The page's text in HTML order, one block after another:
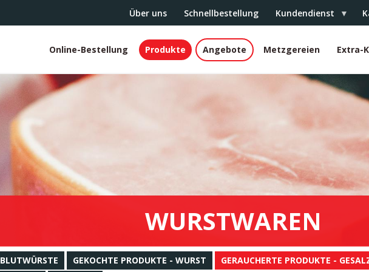
Über uns Schnellbestellung Kundendienst
White
header
Online-Bestellung Produkte Angebote Metzgereien Extra-
WURSTWAREN
BLUTWÜRSTE GEKOCHTE PRODUKTE - WURST GERAUCHERTE PRODUKTE -